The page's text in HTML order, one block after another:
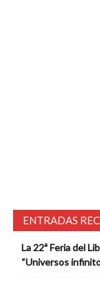
ENTRADAS
La 22ª Feria del
“Universos